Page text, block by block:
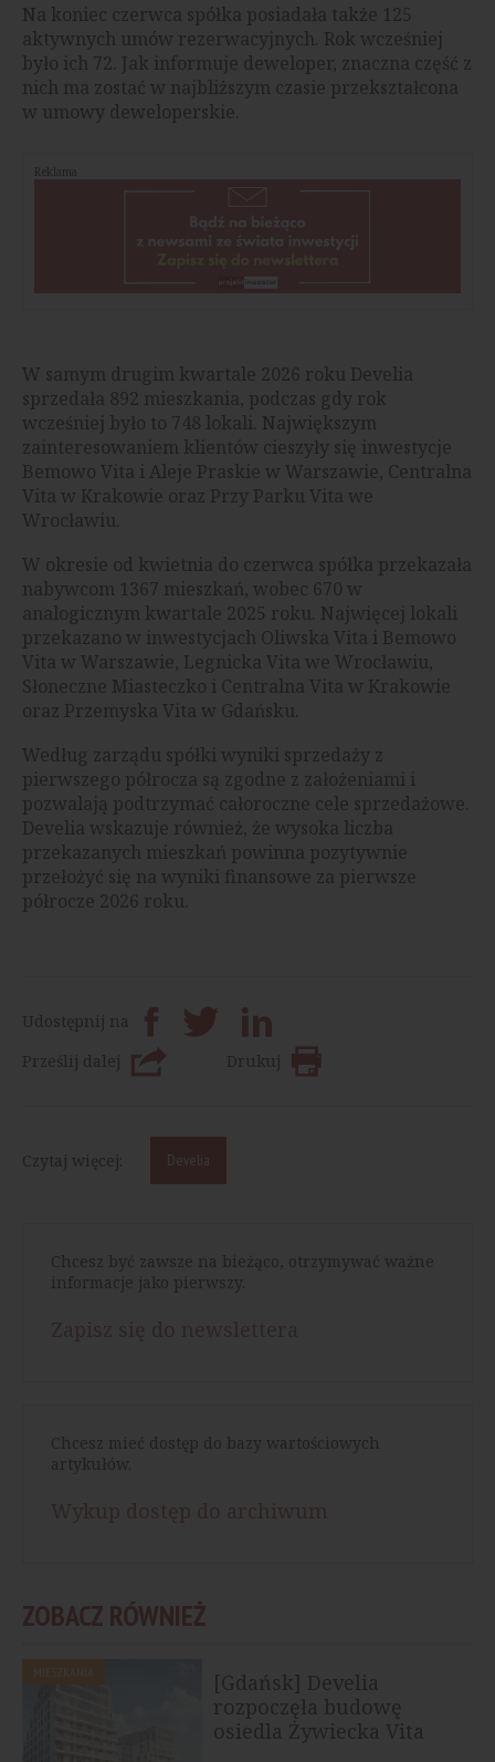
Na koniec czerwca spółka posiadała także 125
aktywnych umów rezerwacyjnych. Rok wcześniej
było ich 72. Jak informuje deweloper, znaczna część z
nich ma zostać w najbliższym czasie przekształcona
w umowy deweloperskie.
Reklama
W samym drugim kwartale 2026 roku Develia
sprzedała 892 mieszkania, podczas gdy rok
wcześniej było to 748 lokali. Największym
zainteresowaniem klientów cieszyły się inwestycje
Bemowo Vita i Aleje Praskie w Warszawie, Centralna
Vita w Krakowie oraz Przy Parku Vita we
Wrocławiu.
W okresie od kwietnia do czerwca spółka przekazała
nabywcom 1367 mieszkań, wobec 670 w
analogicznym kwartale 2025 roku. Najwięcej lokali
przekazano w inwestycjach Oliwska Vita i Bemowo
Vita w Warszawie, Legnicka Vita we Wrocławiu,
Słoneczne Miasteczko i Centralna Vita w Krakowie
oraz Przemyska Vita w Gdańsku.
Według zarządu spółki wyniki sprzedaży z
pierwszego półrocza są zgodne z założeniami i
pozwalają podtrzymać całoroczne cele sprzedażowe.
Develia wskazuje również, że wysoka liczba
przekazanych mieszkań powinna pozytywnie
przełożyć się na wyniki finansowe za pierwsze
półrocze 2026 roku.
Udostępnij na
Prześlij dalej
Drukuj
Czytaj więcej: Develia
Chcesz być zawsze na bieżąco, otrzymywać ważne
informacje jako pierwszy.
Chcesz mieć dostęp do bazy wartościowych
artykułów.
ZOBACZ RÓWNIEŻ
[Gdańsk] Develia
rozpoczęła budowę
osiedla Żywiecka Vita